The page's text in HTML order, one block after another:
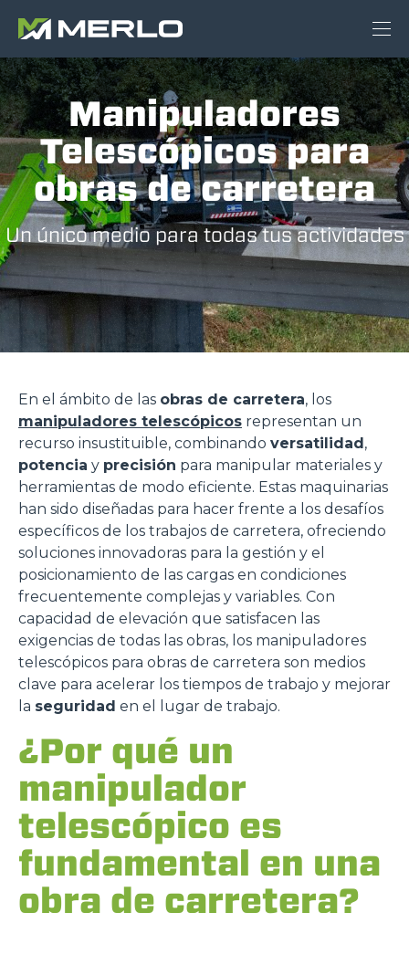
Manipuladores
Telescópicos para
obras de carretera
Un único medio para todas tus actividades
En el ámbito de las obras de carretera, los
manipuladores telescópicos representan un
recurso insustituible, combinando versatilidad,
potencia y precisión para manipular materiales y
herramientas de modo eficiente. Estas maquinarias
han sido diseñadas para hacer frente a los desafíos
específicos de los trabajos de carretera, ofreciendo
soluciones innovadoras para la gestión y el
posicionamiento de las cargas en condiciones
frecuentemente complejas y variables. Con
capacidad de elevación que satisfacen las
exigencias de todas las obras, los manipuladores
telescópicos para obras de carretera son medios
clave para acelerar los tiempos de trabajo y mejorar
la seguridad en el lugar de trabajo.
¿Por qué un
manipulador
telescópico es
fundamental en una
obra de carretera?